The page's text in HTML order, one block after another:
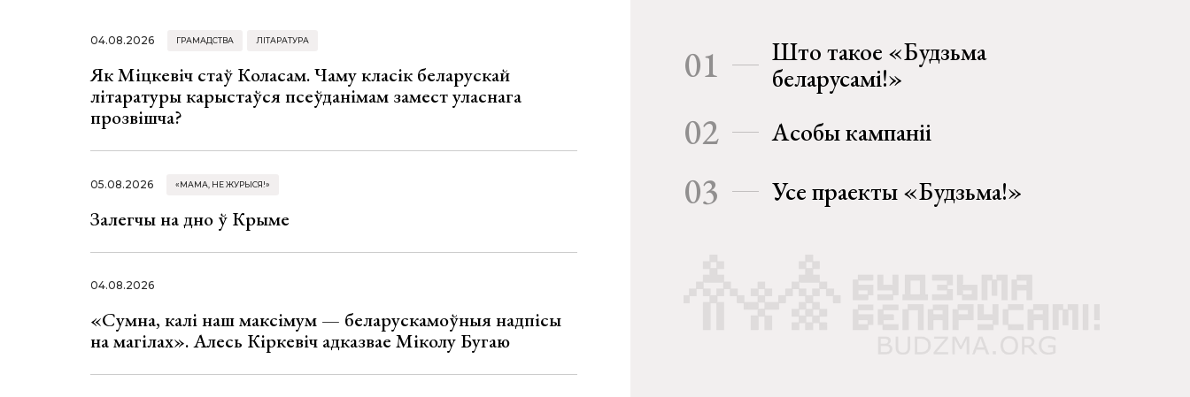
04.08.2026 ГРАМАДСТВА ЛІТАРАТУРА
Як Міцкевіч стаў Коласам. Чаму класік беларускай
літаратуры карыстаўся псеўданімам замест уласнага
прозвішча?
05.08.2026 «МАМА, НЕ ЖУРЫСЯ!»
Залегчы на дно ў Крыме
04.08.2026
«Сумна, калі наш максімум — беларускамоўныя надпісы
на магілах». Алесь Кіркевіч адказвае Міколу Бугаю
01
Што такое «Будзьма
беларусамі!»
02 Асобы кампаніі
03 Усе праекты «Будзьма!»